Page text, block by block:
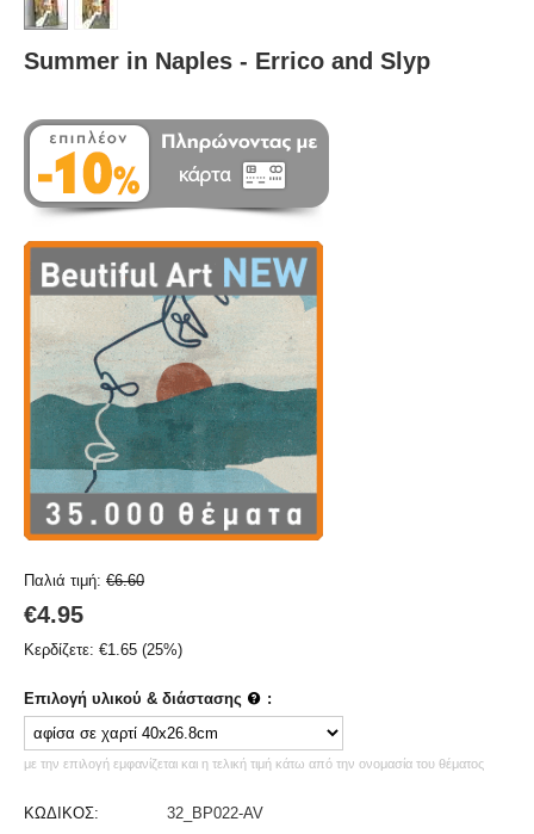
Summer in Naples - Errico and Slyp
Παλιά τιμή: €6.60
€4.95
Κερδίζετε: €1.65 (25%)
Επιλογή υλικού & διάστασης :
με την επιλογή εμφανίζεται και η τελική τιμή κάτω από την ονομασία του θέματος
ΚΩΔΙΚΟΣ:
32_BP022-AV